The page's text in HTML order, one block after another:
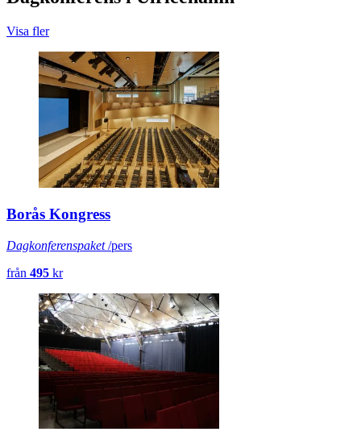
Visa fler
Borås Kongress
Dagkonferenspaket/pers
från 495 kr